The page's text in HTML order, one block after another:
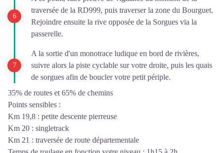
traversée de la RD999, puis traverser la zone du Bourguet.
Rejoindre ensuite la rive opposée de la Sorgues via la
passerelle.
A la sortie d'un monotrace ludique en bord de rivières,
suivre alors la piste cyclable sur votre droite, puis les quais
de sorgues afin de boucler votre petit périple.
35% de routes et 65% de chemins
Points sensibles :
Km 19,8 : petite descente pierreuse
Km 20 : singletrack
Km 21 : traversée de route départementale